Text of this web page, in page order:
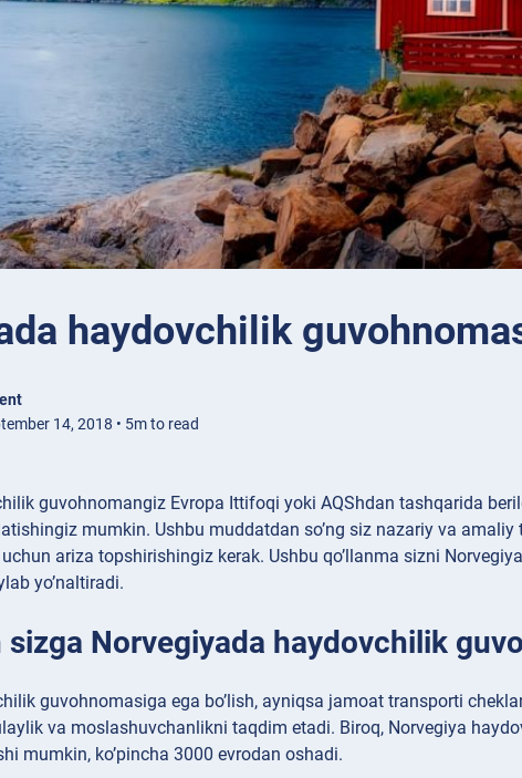
haydovchilik
14, 2018 • 5m to read
guvohnomangiz Evropa Ittifoqi yoki AQShdan tashqarida
mumkin. Ushbu muddatdan so’ng siz nazariy va amaliy
ariza topshirishingiz kerak. Ushbu qo’llanma sizni
yo’naltiradi.
Norvegiyada haydovchilik
guvohnomasiga ega bo’lish, ayniqsa jamoat transporti
va moslashuvchanlikni taqdim etadi. Biroq, Norvegiya
mumkin, ko’pincha 3000 evrodan oshadi.